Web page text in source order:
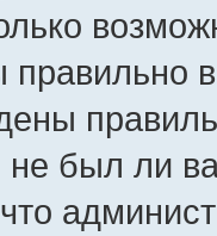
правильно
не был ли